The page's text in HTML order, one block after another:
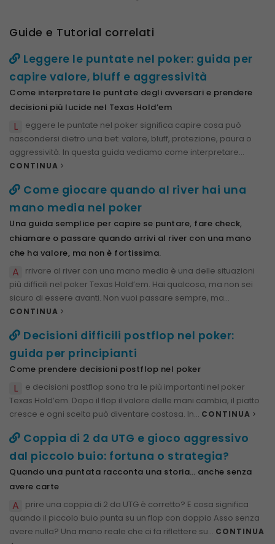
Guide e Tutorial correlati
Leggere le puntate nel poker: guida per
capire valore, bluff e aggressività
Come interpretare le puntate degli avversari e prendere
decisioni più lucide nel Texas Hold’em
L
eggere le puntate nel poker significa capire cosa può
nascondersi dietro una bet: valore, bluff, protezione, paura o
aggressività. In questa guida vediamo come interpretare...
CONTINUA
Come giocare quando al river hai una
mano media nel poker
Una guida semplice per capire se puntare, fare check,
chiamare o passare quando arrivi al river con una mano
che ha valore, ma non è fortissima.
A
rrivare al river con una mano media è una delle situazioni
più difficili nel poker Texas Hold’em. Hai qualcosa, ma non sei
sicuro di essere avanti. Non vuoi passare sempre, ma...
CONTINUA
Decisioni difficili postflop nel poker:
guida per principianti
Come prendere decisioni postflop nel poker
L
e decisioni postflop sono tra le più importanti nel poker
Texas Hold’em. Dopo il flop il valore delle mani cambia, il piatto
cresce e ogni scelta può diventare costosa. In... CONTINUA
Coppia di 2 da UTG e gioco aggressivo
dal piccolo buio: fortuna o strategia?
Quando una puntata racconta una storia… anche senza
avere carte
A
prire una coppia di 2 da UTG è corretto? E cosa significa
quando il piccolo buio punta su un flop con doppio Asso senza
avere nulla? Una mano reale che ci fa riflettere su... CONTINUA